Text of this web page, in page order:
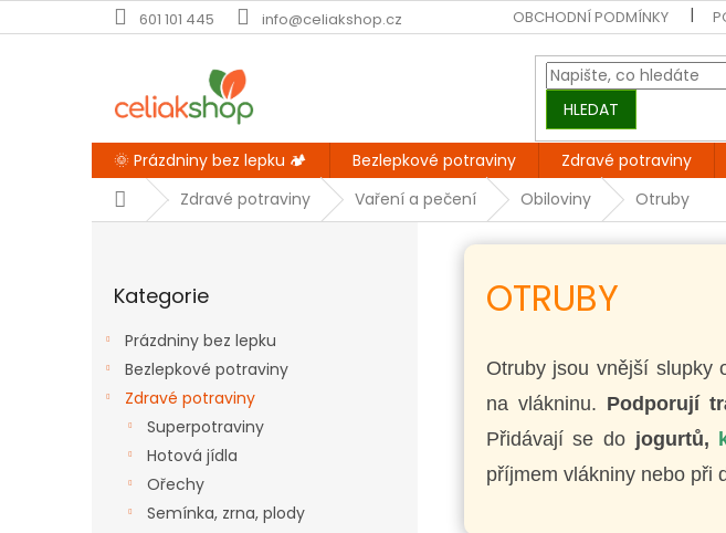
na
601 101 445 info@celiakshop.cz OBCHODNÍ PODMÍNKY
HLEDAT
🌞 Prázdniny bez lepku 🏕️ Bezlepkové potraviny Zdravé potraviny
DomůZdravé potraviny Vaření a pečení Obiloviny Otruby
kategorie
Kategorie
Prázdniny bez lepku
Bezlepkové potraviny
Zdravé potraviny
Superpotraviny
Hotová jídla
Ořechy
Semínka, zrna, plody
OTRUBY
Otruby jsou vnější slupky
na vlákninu. Podporují
Přidávají se do jogurtů,
příjmem vlákniny nebo při